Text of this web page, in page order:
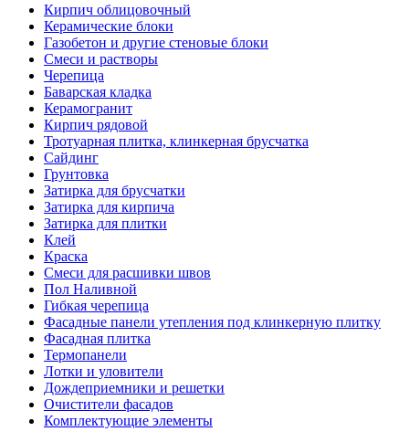
Кирпич облицовочный
Керамические блоки
Газобетон и другие стеновые блоки
Смеси и растворы
Черепица
Баварская кладка
Керамогранит
Кирпич рядовой
Тротуарная плитка, клинкерная брусчатка
Сайдинг
Грунтовка
Затирка для брусчатки
Затирка для кирпича
Затирка для плитки
Клей
Краска
Смеси для расшивки швов
Пол Наливной
Гибкая черепица
Фасадные панели утепления под клинкерную плитку
Фасадная плитка
Термопанели
Лотки и уловители
Дождеприемники и решетки
Очистители фасадов
Комплектующие элементы